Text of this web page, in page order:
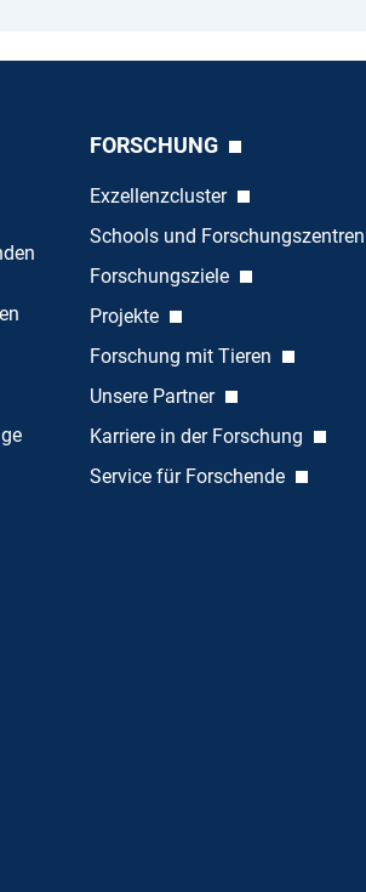
FORSCHUNG
Exzellenzcluster
Schools und Forschungszentren
Forschungsziele
Projekte
Forschung mit Tieren
Unsere Partner
Karriere in der Forschung
Service für Forschende